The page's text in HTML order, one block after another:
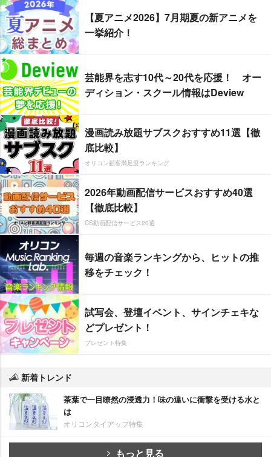
【夏アニメ2026】7月期夏の新アニメを
一挙紹介！
芸能界を志す10代～20代を応援！ オー
ディション・スクール情報はDeview
漫画読み放題サブスクおすすめ11選【徹
底比較】
オリコン顧客満足度ランキング
2026年動画配信サービスおすすめ40選
【徹底比較】
CS動画配信サービス20選
毎週の音楽ランキングから、ヒットの推
移をチェック！
試写会、登壇イベント、サインチェキな
どプレゼント！
プレゼント特集
新着トレンド
茶葉で一目瞭然の浸透力！味の違いに衝撃を受ける水と
は
オリコンタイアップ特集
もっと見る